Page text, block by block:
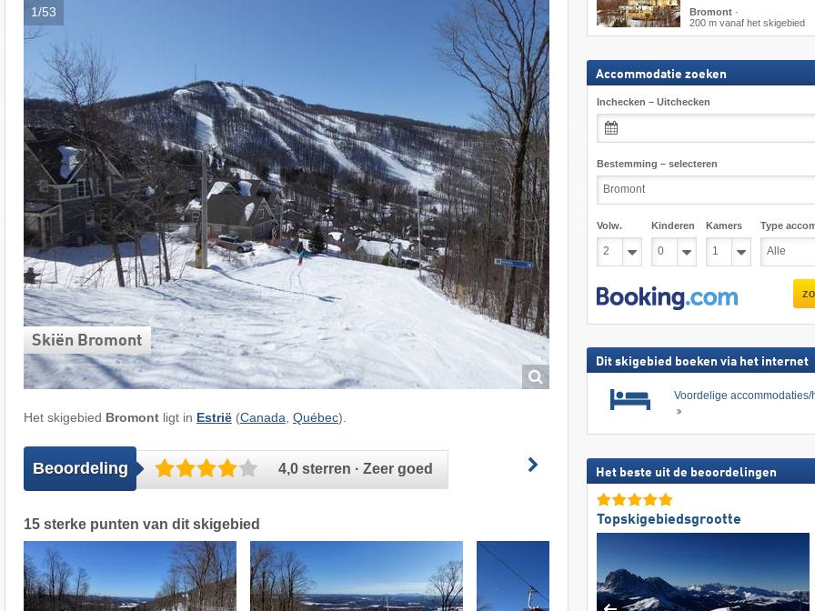
1/53
Skiën Bromont
Het skigebied Bromontligt in Estrië(Canada Québec).
Beoordeling 4,0 sterren · Zeer goed
15 sterke punten van dit skigebied
Bromont·
200 m vanaf het skigebied
Accommodatie zoeken
Inchecken – Uitchecken
Bestemming – selecteren
Volw. Kinderen Kamers Type
Dit skigebied boeken via het internet
Voordelige accommodaties/
Het beste uit de beoordelingen
Topskigebiedsgrootte